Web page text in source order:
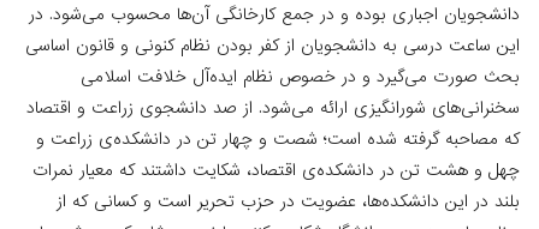
دانشجویان اجباری بوده و در جمع کارخانگی آ‌ن‌ها محسوب می‌شود. در
این ساعت درسی به دانشجویان از کفر بودن نظام کنونی و قانون اساسی
بحث صورت می‌گیرد و در خصوص نظام ایده‌آل خلافت اسلامی
سخنرانی‌های شورانگیزی ارائه می‌شود. از صد دانشجوی زراعت و اقتصاد
که مصاحبه گرفته شده است؛ شصت و چهار تن در دانشکده‌‌ی زراعت و
چهل و هشت تن در دانشکده‌ی اقتصاد، شکایت داشتند که معیار نمرات
بلند در این دانشکده‌ها، عضویت در حزب‌ تحریر است و کسانی ‌که از